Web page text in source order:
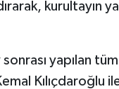
kurultayın
yapılan